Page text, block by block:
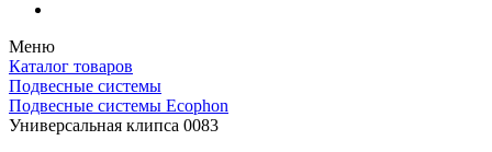
Меню
Каталог товаров
Подвесные системы
Подвесные системы Ecophon
Универсальная клипса 0083